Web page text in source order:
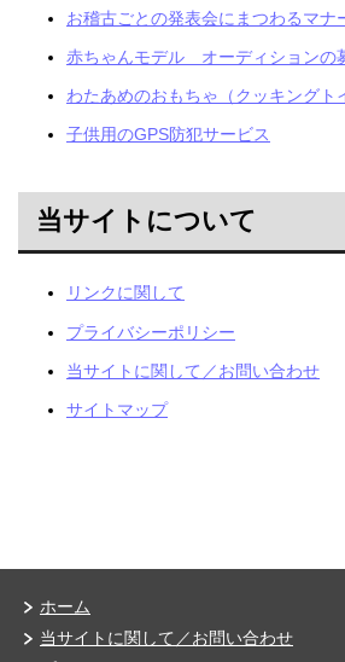
お稽古ごとの発表会にまつわるマナ
赤ちゃんモデル オーディションの
わたあめのおもちゃ（クッキングト
子供用のGPS防犯サービス
当サイトについて
リンクに関して
プライバシーポリシー
当サイトに関して／お問い合わせ
サイトマップ
ホーム
当サイトに関して／お問い合わせ